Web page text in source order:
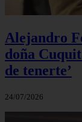
Alejandro
doña
de tenerte’
24/07/2026